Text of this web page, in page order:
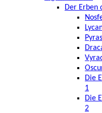
Der Erben
Pyras
Die
1
Die
2